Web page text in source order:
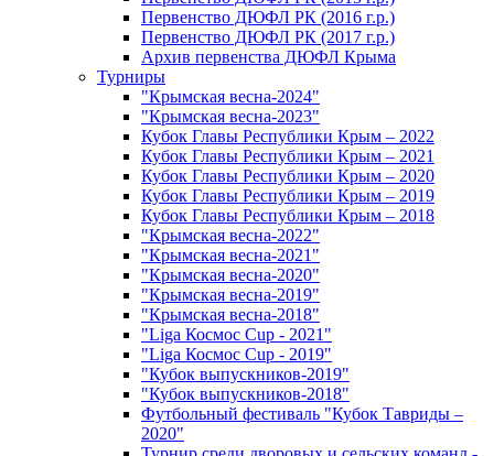
Первенство ДЮФЛ РК (2016 г.р.)
Первенство ДЮФЛ РК (2017 г.р.)
Архив первенства ДЮФЛ Крыма
Турниры
"Крымская весна-2024"
"Крымская весна-2023"
Кубок Главы Республики Крым – 2022
Кубок Главы Республики Крым – 2021
Кубок Главы Республики Крым – 2020
Кубок Главы Республики Крым – 2019
Кубок Главы Республики Крым – 2018
"Крымская весна-2022"
"Крымская весна-2021"
"Крымская весна-2020"
"Крымская весна-2019"
"Крымская весна-2018"
"Liga Космос Cup - 2021"
"Liga Космос Cup - 2019"
"Кубок выпускников-2019"
"Кубок выпускников-2018"
Футбольный фестиваль "Кубок Тавриды –
2020"